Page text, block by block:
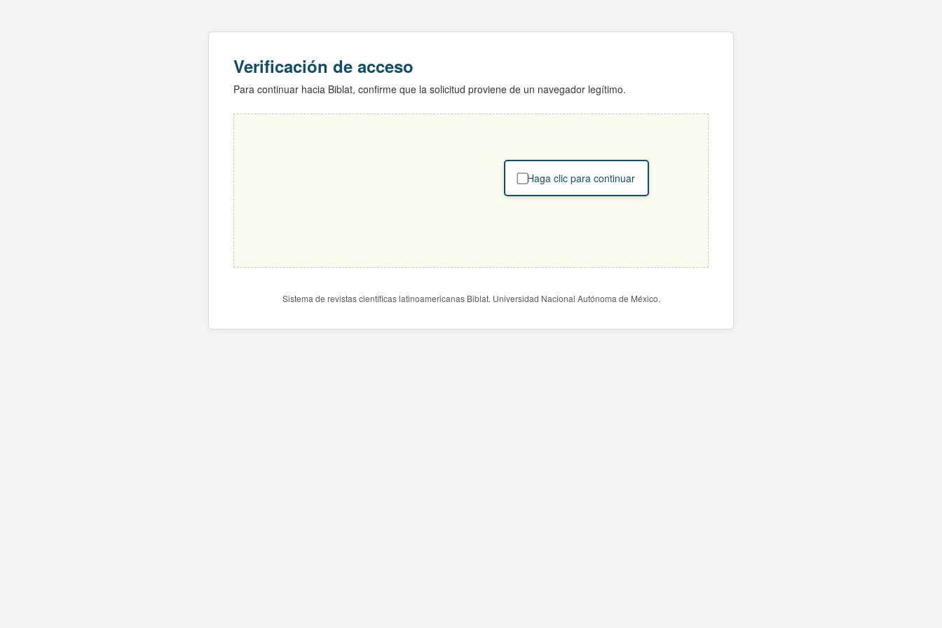
Verificación de acceso
Para continuar hacia Biblat, confirme que la solicitud proviene de un navegador legítimo.
Haga clic para continuar
Sistema de revistas científicas latinoamericanas Biblat. Universidad Nacional Autónoma de México.